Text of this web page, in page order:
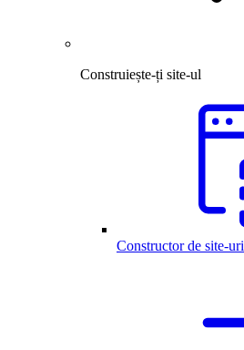
Construiește-ți site-ul
Constructor de site-uri